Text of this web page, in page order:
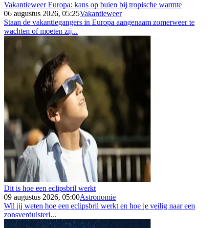
Vakantieweer Europa: kans op buien bij tropische warmte
06 augustus 2026, 05:25Vakantieweer
Staan de vakantiegangers in Europa aangenaam zomerweer te
wachten of moeten zij...
Dit is hoe een eclipsbril werkt
09 augustus 2026, 05:00Astronomie
Wil jij weten hoe een eclipsbril werkt en hoe je veilig naar een
zonsverduisteri...